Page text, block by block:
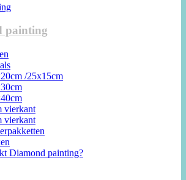
painting
/25x15cm
vierkant
vierkant
Diamond painting?